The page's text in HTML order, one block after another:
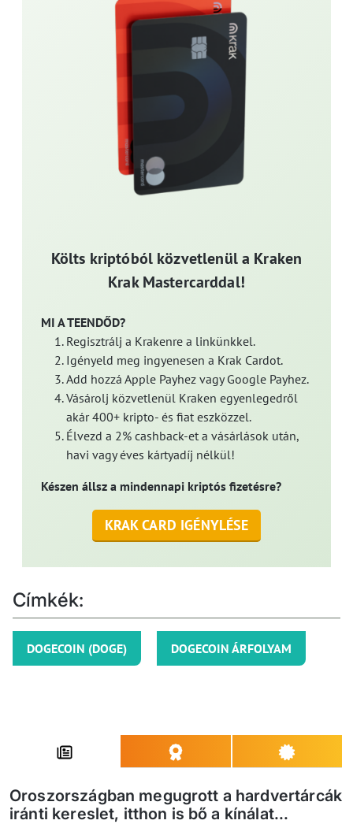
Költs kriptóból közvetlenül a Kraken
Krak Mastercarddal!
MI A TEENDŐD?
Regisztrálj a Krakenre a linkünkkel.
Igényeld meg ingyenesen a Krak Cardot.
Add hozzá Apple Payhez vagy Google Payhez.
Vásárolj közvetlenül Kraken egyenlegedről
akár 400+ kripto- és fiat eszközzel.
Élvezd a 2% cashback-et a vásárlások után,
havi vagy éves kártyadíj nélkül!
Készen állsz a mindennapi kriptós fizetésre?
KRAK CARD IGÉNYLÉSE
Címkék:
DOGECOIN (DOGE) DOGECOIN ÁRFOLYAM
Oroszországban megugrott a hardvertárcák
iránti kereslet, itthon is bő a kínálat...